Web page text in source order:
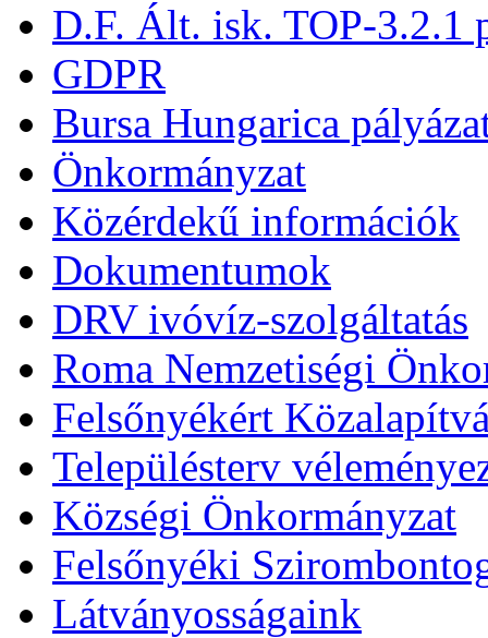
D.F. Ált. isk. TOP-3.2.1
GDPR
Bursa Hungarica
Önkormányzat
Közérdekű információk
Dokumentumok
DRV ivóvíz-szolgáltatás
Roma Nemzetiségi
Felsőnyékért
Településterv
Községi Önkormányzat
Felsőnyéki
Látványosságaink